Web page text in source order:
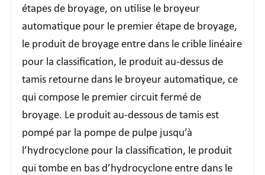
étapes de broyage, on utilise le broyeur
automatique pour le premier étape de broyage,
le produit de broyage entre dans le crible linéaire
pour la classification, le produit au-dessus de
tamis retourne dans le broyeur automatique, ce
qui compose le premier circuit fermé de
broyage. Le produit au-dessous de tamis est
pompé par la pompe de pulpe jusqu’à
l’hydrocyclone pour la classification, le produit
qui tombe en bas d’hydrocyclone entre dans le